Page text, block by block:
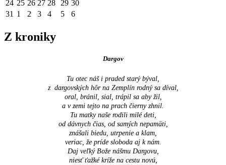
24 25 26 27 28 29 30
31 1 2 3 4 5 6
Z kroniky
Dargov
Tu otec náš i praded starý býval,
z dargovských hôr na Zemplín rodný sa díval,
oral, bránil, sial, trápil sa aby žil,
a v zemi tejto na prach čierny zhnil.
Tu matky naše rodili milé deti,
od dávnych čias, od samých nepamäti,
znášali biedu, utrpenie a klam,
veriac, že príde sloboda aj k nám.
Daj veľký Bože nášmu Dargovu,
niesť ťažké kríže na cestu novú,